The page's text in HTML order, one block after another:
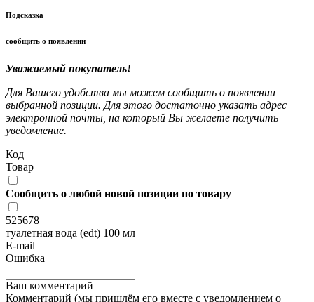
Подсказка
сообщить о появлении
Уважаемый покупатель!
Для Вашего удобства мы можем сообщить о появлении
выбранной позиции. Для этого достаточно указать адрес
электронной почты, на который Вы желаете получить
уведомление.
Код
Товар
Сообщить о любой новой позиции по товару
525678
туалетная вода (edt) 100 мл
E-mail
Ошибка
Ваш комментарий
Комментарий (мы пришлём его вместе с уведомлением о